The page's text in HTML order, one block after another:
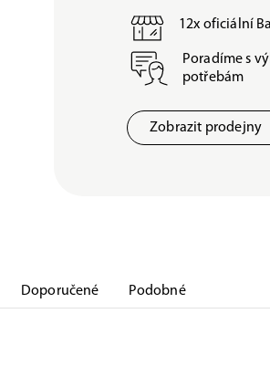
12x oficiální
Poradíme s
potřebám
Zobrazit prodejny
Doporučené Podobné